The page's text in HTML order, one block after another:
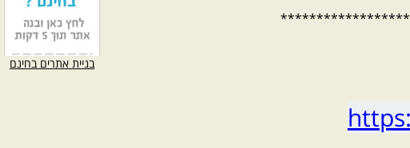
בניית אתרים בחינם